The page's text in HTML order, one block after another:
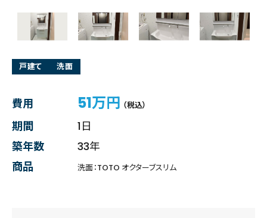
戸建て 洗面
費用 51万円 （税込）
期間
1日
築年数
33年
商品
洗面：TOTO オクターブスリム